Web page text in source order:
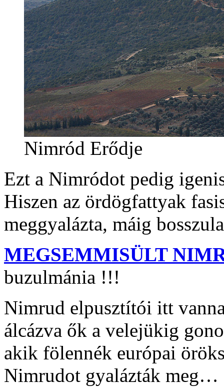
Nimród Erődje
Ezt a Nimródot pedig
Hiszen az ördögfattyak
meggyalázta, máig
MEGSEMMISÜLT
buzulmánia !!!
Nimrud elpusztítói itt
álcázva ők a velejükig
akik fölennék európai
Nimrudot gyalázták meg…